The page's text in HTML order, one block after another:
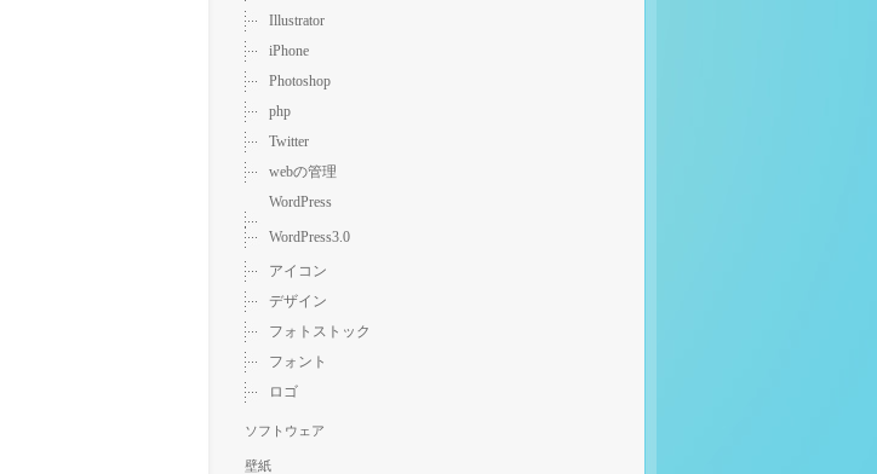
Illustrator
iPhone
Photoshop
php
Twitter
webの管理
WordPress
WordPress3.0
アイコン
デザイン
フォトストック
フォント
ロゴ
ソフトウェア
壁紙